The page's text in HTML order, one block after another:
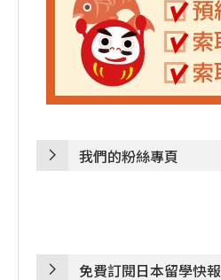
我們的粉絲專頁
免費訂閱日本留學快報